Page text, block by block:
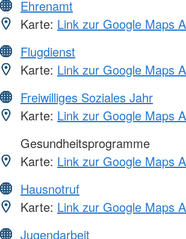
Ehrenamt
Karte: Link zur Google Maps
Flugdienst
Karte: Link zur Google Maps
Freiwilliges Soziales Jahr
Karte: Link zur Google Maps
Gesundheitsprogramme
Karte: Link zur Google Maps
Hausnotruf
Karte: Link zur Google Maps
Jugendarbeit